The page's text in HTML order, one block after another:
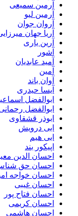
آرمین سمیعی
آرمین لیو
آروان جوان
آریا جهان
آرین یاری
آشور
آمید عابدیان
آمین
آوان باند
آیسا حیدری
ابوالفضل
ابوالفضل
ابوذر قشقاوی
ابی درویش
ابی هیم
اپیکور بند
احسان الدین
احسان حق
احسان خواجه
احسان غیبی
احسان فتاح پور
احسان کریمی
احسان هاشمی